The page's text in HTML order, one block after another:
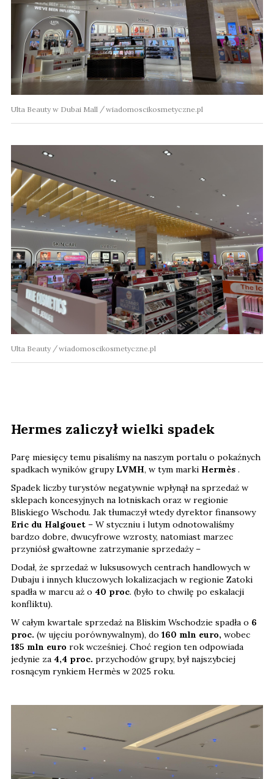
Ulta Beauty w Dubai Mall wiadomoscikosmetyczne.pl
Ulta Beauty wiadomoscikosmetyczne.pl
Hermes zaliczył wielki spadek
Parę miesięcy temu pisaliśmy na naszym portalu o pokaźnych
spadkach wyników grupy LVMH, w tym marki Hermès .
Spadek liczby turystów negatywnie wpłynął na sprzedaż w
sklepach koncesyjnych na lotniskach oraz w regionie
Bliskiego Wschodu. Jak tłumaczył wtedy dyrektor finansowy
Eric du Halgouet – W styczniu i lutym odnotowaliśmy
bardzo dobre, dwucyfrowe wzrosty, natomiast marzec
przyniósł gwałtowne zatrzymanie sprzedaży –
Dodał, że sprzedaż w luksusowych centrach handlowych w
Dubaju i innych kluczowych lokalizacjach w regionie Zatoki
spadła w marcu aż o 40 proc. (było to chwilę po eskalacji
konfliktu).
W całym kwartale sprzedaż na Bliskim Wschodzie spadła o 6
proc. (w ujęciu porównywalnym), do 160 mln euro, wobec
185 mln euro rok wcześniej. Choć region ten odpowiada
jedynie za 4,4 proc. przychodów grupy, był najszybciej
rosnącym rynkiem Hermès w 2025 roku.